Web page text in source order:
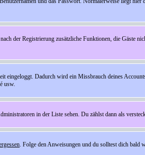
der Registrierung zusätzliche Funktionen, die Gäste
eingeloggt. Dadurch wird ein Missbrauch deines
usw.
in der Liste sehen. Du zählst dann als
. Folge den Anweisungen und du solltest dich bald